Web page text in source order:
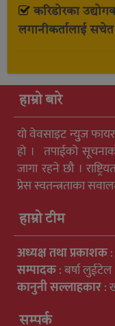
करिडोरका
लगानीकर्तालाई
हाम्रो बारे
यो वेवसाइट न्युुज
हो । तपाईको
जागा रहने छौ ।
प्रेस स्वतन्त्रताका
हाम्रो टीम
अध्यक्ष तथा प्रकाशक
सम्पादक: बर्षा लुईटेल
कानुनी सल्लाहकार:
सम्पर्क